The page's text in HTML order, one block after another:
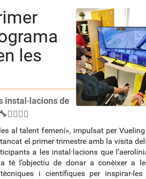
les
instal·lacions de
al talent femení», impulsat per
el primer trimestre amb la visita
a les instal·lacions que
té l’objectiu de donar a conèixer a
i científiques per inspirar-